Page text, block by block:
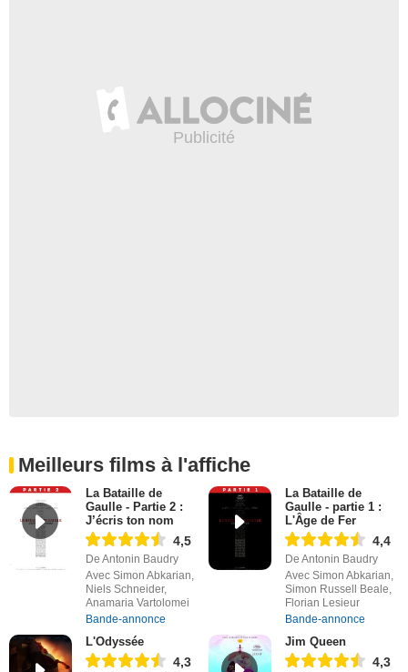
Meilleurs films à l'affiche
La Bataille de
Gaulle - Partie 2 :
J’écris ton nom
4,5
De Antonin Baudry
Avec Simon Abkarian,
Niels Schneider,
Anamaria Vartolomei
Bande-annonce
La Bataille de
Gaulle - partie 1 :
L'Âge de Fer
4,4
De Antonin Baudry
Avec Simon Abkarian,
Simon Russell Beale,
Florian Lesieur
Bande-annonce
L'Odyssée
4,3
Jim Queen
4,3